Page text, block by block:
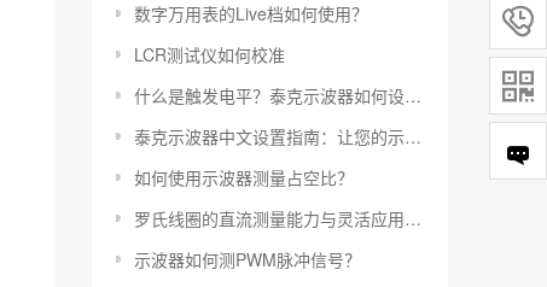
数字万用表的Live档如何使用？
LCR测试仪如何校准
什么是触发电平？泰克示波器如何设置触发电平？
泰克示波器中文设置指南：让您的示波器更易于使用
如何使用示波器测量占空比？
罗氏线圈的直流测量能力与灵活应用指南
示波器如何测PWM脉冲信号？

